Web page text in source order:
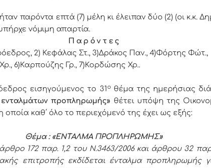
παρόvτα επτά (7) μέλη κι έλειπαν δύο (2) (οι κ.κ.
vόμιμη απαρτία.
Π α ρ ό ν τ ε ς
2) Κεφάλας Στ., 3)Δράκος Παν., 4)Φόρτης Φώτ.,
6)Καρπούζης Γρ., 7)Κορδώσης Χρ..
εισηγούμενος το 31 οθέμα της ημερήσιας
προπληρωμής» θέτει υπόψη της
οποία καθ΄ όλο το περιεχόμενό της έχει ως εξής:
Θέμα : «ΕΝΤΑΛΜΑ ΠΡΟΠΛΗΡΩΜΗΣ»
172 παρ. 1,2 του Ν.3463/2006 και άρθρου 32 παρ.
επιτροπής εκδίδεται ένταλμα προπληρωμής